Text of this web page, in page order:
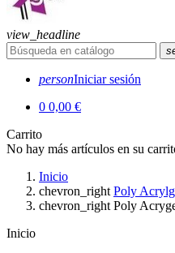
view_headline
personIniciar sesión
0 0,00 €
Carrito
No hay más artículos en su
Inicio
chevron_right Poly
chevron_right Poly
Inicio